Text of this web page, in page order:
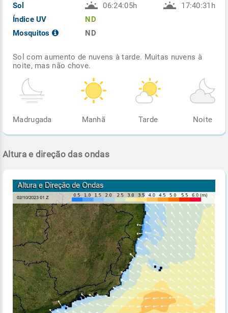
Sol
Índice UV
Mosquitos
06:24:05h
ND
ND
17:40:31h
Sol com aumento de nuvens à tarde. Muitas nuvens à
noite, mas não chove.
Madrugada Manhã Tarde Noite
Altura e direção das ondas